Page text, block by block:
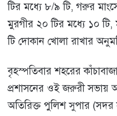
টির মধ্যে ৮/৯ টি, গরুর
মুরগীর ২০ টির মধ্যে ১০
টি দোকান খােলা রাখার
বৃহস্পতিবার শহরের
প্রশাসনের ওই জরুরী সভায়
অতিরিক্ত পুলিশ সুপার (সদর